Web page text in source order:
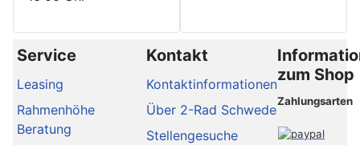
Service
Leasing
Rahmenhöhe
Beratung
Kontakt
Kontaktinformationen
Über 2-Rad Schwede
Stellengesuche
zum Shop
Zahlungsarten